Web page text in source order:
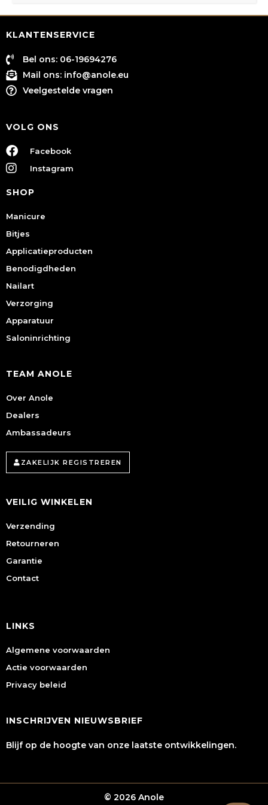
KLANTENSERVICE
Bel ons: 06-19694276
Mail ons: info@anole.eu
Veelgestelde vragen
VOLG ONS
Facebook
Instagram
SHOP
Manicure
Bitjes
Applicatieproducten
Benodigdheden
Nailart
Verzorging
Apparatuur
Saloninrichting
TEAM ANOLE
Over Anole
Dealers
Ambassadeurs
ZAKELIJK REGISTREREN
VEILIG WINKELEN
Verzending
Retourneren
Garantie
Contact
LINKS
Algemene voorwaarden
Actie voorwaarden
Privacy beleid
INSCHRIJVEN NIEUWSBRIEF
Blijf op de hoogte van onze laatste ontwikkelingen.
© 2026 Anole